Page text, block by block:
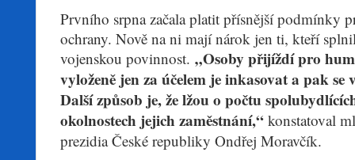
​Prvního srpna začala platit přísnější podmínky
ochrany. Nově na ni mají nárok jen ti, kteří
vojenskou povinnost. „Osoby přijíždí pro
vyloženě jen za účelem je inkasovat a pak se
Další způsob je, že lžou o počtu
okolnostech jejich zaměstnání,“ konstatoval
prezidia České republiky Ondřej Moravčík.